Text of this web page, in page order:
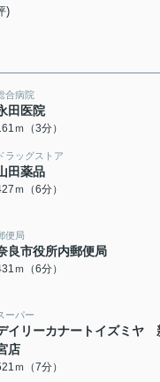
)
合病院
田医院
ｍ（3分）
ドラッグストア
田薬品
ｍ（6分）
便局
良市役所内郵便局
ｍ（6分）
ーパー
イリーカナートイズミヤ
店
ｍ（7分）